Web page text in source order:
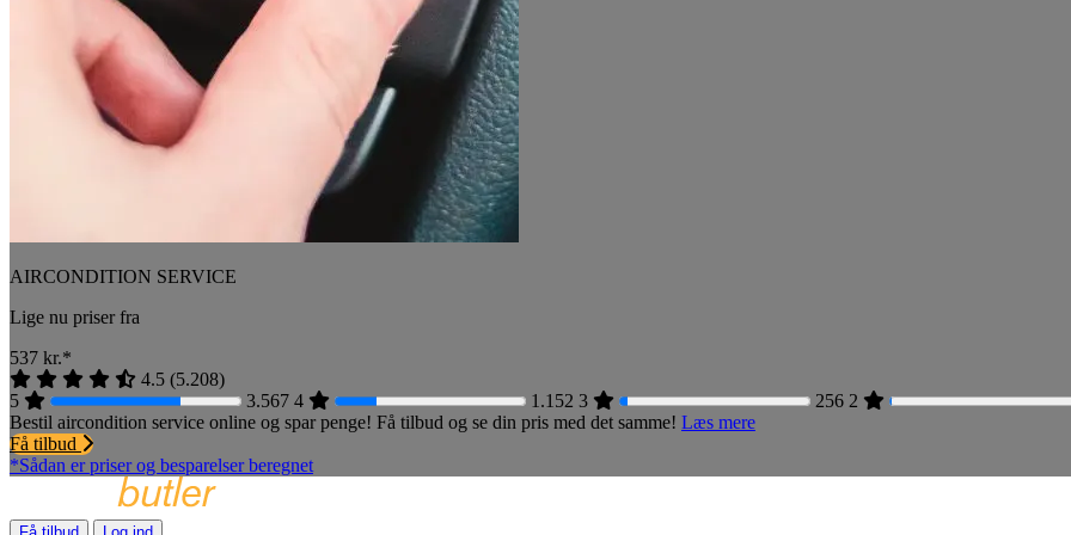
AIRCONDITION SERVICE
Lige nu priser fra
537 kr.*
4.5 (5.208)
5
3.567 4 1.152 3 256 2
Bestil aircondition service online og spar penge! Få tilbud og se din pris med det samme! Læs mere
Få tilbud
*Sådan er priser og besparelser beregnet